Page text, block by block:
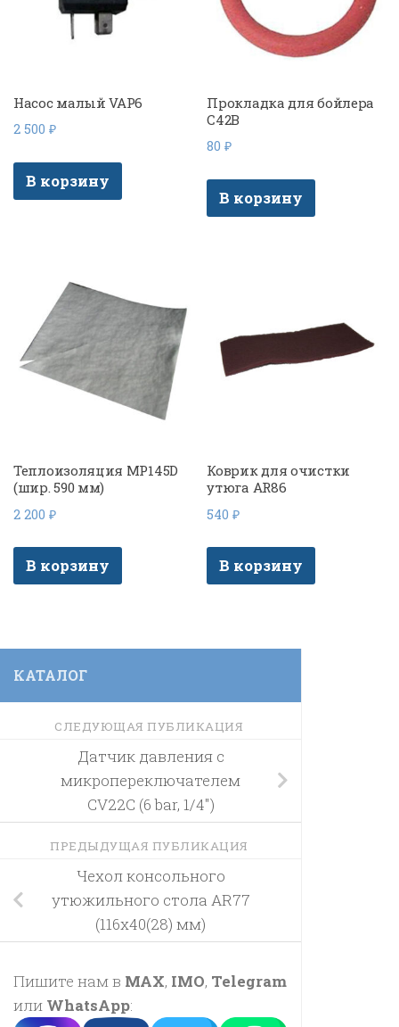
Насос малый VAP6
2 500 ₽
В корзину
Прокладка для бойлера
C42B
80₽
В корзину
Теплоизоляция MP145D
(шир. 590 мм)
2 200 ₽
В корзину
Коврик для очистки
утюга AR86
540₽
В корзину
КАТАЛОГ
СЛЕДУЮЩАЯ ПУБЛИКАЦИЯ
Датчик давления с
микропереключателем
CV22C (6 bar, 1/4″)
ПРЕДЫДУЩАЯ ПУБЛИКАЦИЯ
Чехол консольного
утюжильного стола AR77
(116х40(28) мм)
Пишите нам в MAX, IMO, Telegram
или WhatsApp: